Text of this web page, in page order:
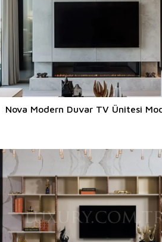
Nova Modern Duvar TV Ünitesi